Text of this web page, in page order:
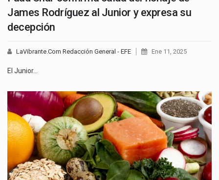
James Rodríguez al Junior y expresa su
decepción
LaVibrante.Com Redacción General - EFE Ene 11, 2025
El Junior…